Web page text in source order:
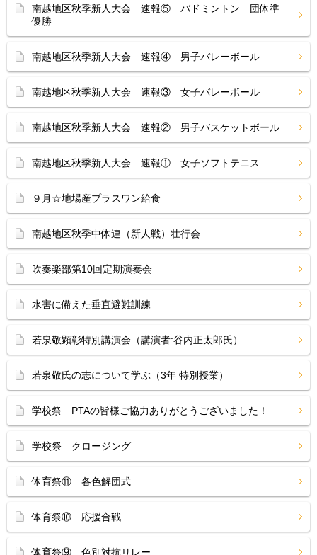
南越地区秋季新人大会 速報⑤ バドミントン 団体準
優勝
南越地区秋季新人大会 速報④ 男子バレーボール
南越地区秋季新人大会 速報③ 女子バレーボール
南越地区秋季新人大会 速報② 男子バスケットボール
南越地区秋季新人大会 速報① 女子ソフトテニス
９月☆地場産プラスワン給食
南越地区秋季中体連（新人戦）壮行会
吹奏楽部第10回定期演奏会
水害に備えた垂直避難訓練
若泉敬顕彰特別講演会（講演者:谷内正太郎氏）
若泉敬氏の志について学ぶ（3年 特別授業）
学校祭 PTAの皆様ご協力ありがとうございました！
学校祭 クロージング
体育祭⑪ 各色解団式
体育祭⑩ 応援合戦
体育祭⑨ 色別対抗リレー